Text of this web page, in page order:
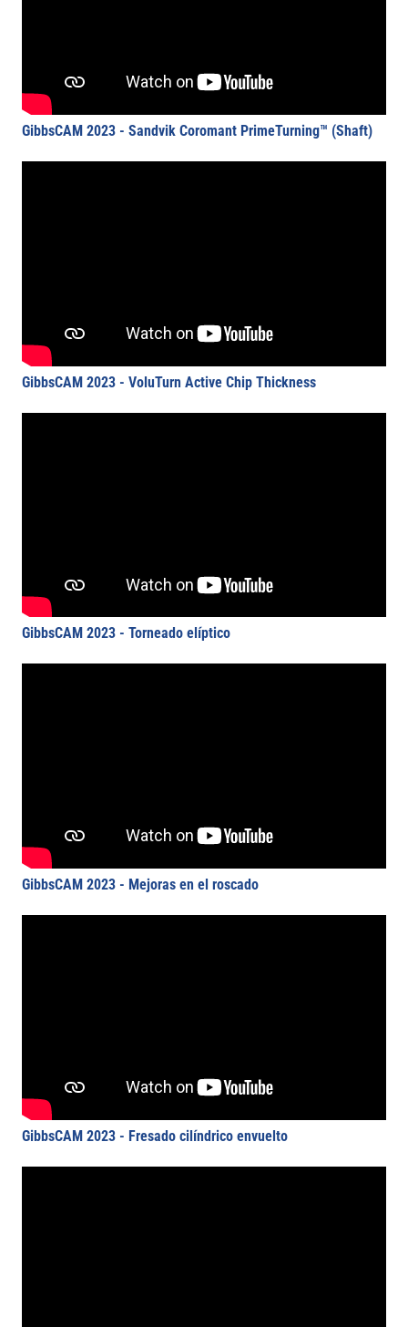
GibbsCAM 2023 - Sandvik Coromant PrimeTurning™ (Shaft)
GibbsCAM 2023 - VoluTurn Active Chip Thickness
GibbsCAM 2023 - Torneado elíptico
GibbsCAM 2023 - Mejoras en el roscado
GibbsCAM 2023 - Fresado cilíndrico envuelto